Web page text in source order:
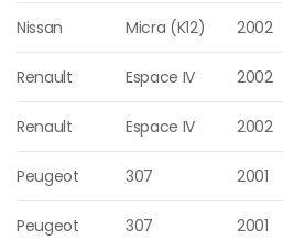
Nissan Micra (K12) 2002
Renault Espace IV 2002
Renault Espace IV 2002
Peugeot 307 2001
Peugeot 307 2001